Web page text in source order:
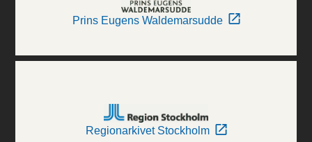
Prins Eugens Waldemarsudde
Regionarkivet Stockholm